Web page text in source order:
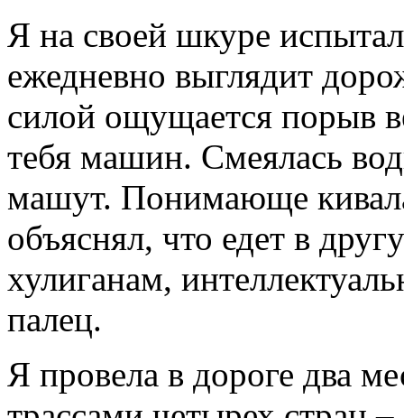
Я на своей шкуре
ежедневно выглядит
силой ощущается порыв
тебя машин. Смеялась
машут. Понимающе
объяснял, что едет в
хулиганам,
палец.
Я провела в дороге два